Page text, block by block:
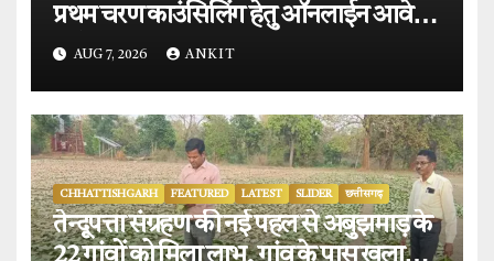
प्रथम चरण काउंसिलिंग हेतु ऑनलाईन आवेदन
प्रारंभ.
AUG 7, 2026 ANKIT
CHHATTISHGARH FEATURED LATEST SLIDER छत्तीसगढ़
तेन्दूपत्ता संग्रहण की नई पहल से अबुझमाड़ के